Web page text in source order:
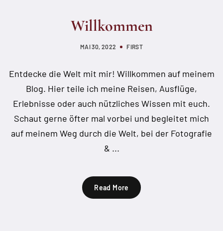
Willkommen
MAI 30, 2022 FIRST
Entdecke die Welt mit mir! Willkommen auf meinem
Blog. Hier teile ich meine Reisen, Ausflüge,
Erlebnisse oder auch nützliches Wissen mit euch.
Schaut gerne öfter mal vorbei und begleitet mich
auf meinem Weg durch die Welt, bei der Fotografie
& ...
Read More